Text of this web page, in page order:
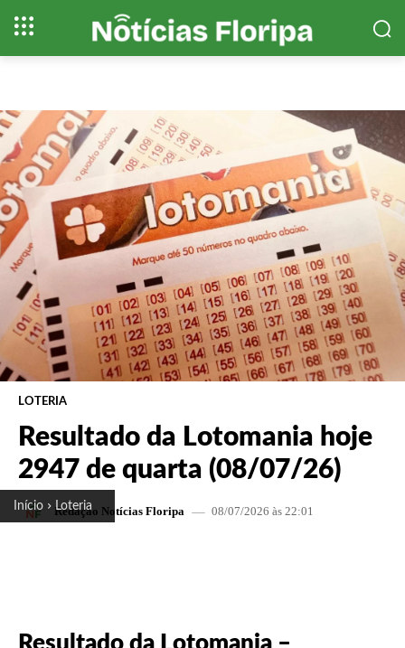
Início Loteria
LOTERIA
Resultado da Lotomania hoje
2947 de quarta (08/07/26)
Redação Notícias Floripa 08/07/2026 às 22:01